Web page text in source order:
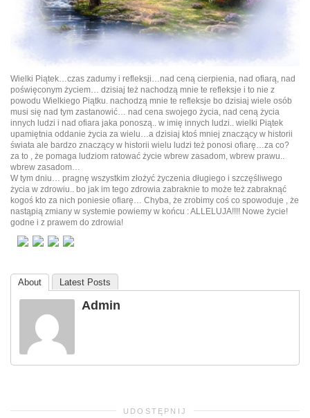
Wielki Piątek…czas zadumy i refleksji…nad ceną cierpienia, nad ofiarą, nad
poświęconym życiem… dzisiaj też nachodzą mnie te refleksje i to nie z
powodu Wielkiego Piątku. nachodzą mnie te refleksje bo dzisiaj wiele osób
musi się nad tym zastanowić… nad cena swojego życia, nad ceną życia
innych ludzi i nad ofiara jaka ponoszą.. w imię innych ludzi.. wielki Piątek
upamiętnia oddanie życia za wielu…a dzisiaj ktoś mniej znaczący w historii
świata ale bardzo znaczący w historii wielu ludzi też ponosi ofiarę…za co?
za to , że pomaga ludziom ratować życie wbrew zasadom, wbrew prawu..
wbrew zasadom…
W tym dniu… pragnę wszystkim złożyć życzenia długiego i szczęśliwego
życia w zdrowiu.. bo jak im tego zdrowia zabraknie to może też zabraknąć
kogoś kto za nich poniesie ofiarę… Chyba, że zrobimy coś co spowoduje , że
nastąpią zmiany w systemie powiemy w końcu : ALLELUJA!!!! Nowe życie!
godne i z prawem do zdrowia!
About Latest Posts
Admin
UDOSTĘPNIJ